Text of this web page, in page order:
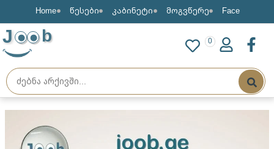
Home წესები კაბინეტი მოგვწერე Face
J b 0